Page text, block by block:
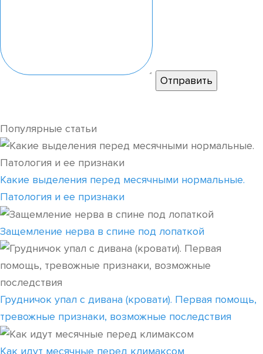
Популярные статьи
Какие выделения перед месячными нормальные.
Патология и ее признаки
Защемление нерва в спине под лопаткой
Грудничок упал с дивана (кровати). Первая помощь,
тревожные признаки, возможные последствия
Как идут месячные перед климаксом